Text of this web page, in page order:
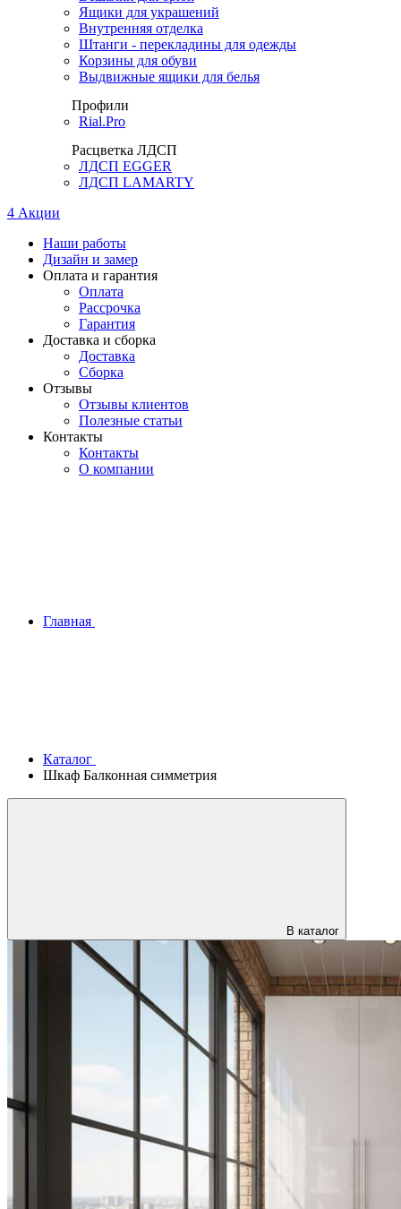
Ящики для украшений
Внутренняя отделка
Штанги - перекладины для одежды
Корзины для обуви
Выдвижные ящики для белья
Профили
Rial.Pro
Расцветка ЛДСП
ЛДСП EGGER
ЛДСП LAMARTY
4 Акции
Наши работы
Дизайн и замер
Оплата и гарантия
Оплата
Рассрочка
Гарантия
Доставка и сборка
Доставка
Сборка
Отзывы
Отзывы клиентов
Полезные статьи
Контакты
Контакты
О компании
Главная
Каталог
Шкаф Балконная симметрия
В каталог